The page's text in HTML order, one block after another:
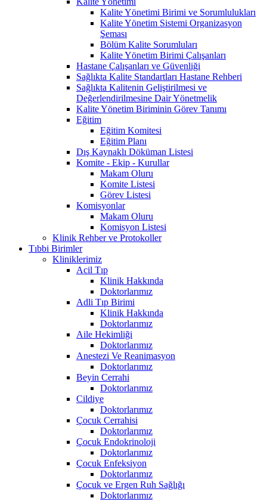
Kalite Yönetimi Birimi ve Sorumlulukları
Kalite Yönetim Sistemi Organizasyon
Şeması
Bölüm Kalite Sorumluları
Kalite Yönetim Birimi Çalışanları
Hastane Çalışanları ve Güvenliği
Sağlıkta Kalite Standartları Hastane Rehberi
Sağlıkta Kalitenin Geliştirilmesi ve
Değerlendirilmesine Dair Yönetmelik
Kalite Yönetim Biriminin Görev Tanımı
Eğitim
Eğitim Komitesi
Eğitim Planı
Dış Kaynaklı Döküman Listesi
Komite - Ekip - Kurullar
Makam Oluru
Komite Listesi
Görev Listesi
Komisyonlar
Makam Oluru
Komisyon Listesi
Klinik Rehber ve Protokoller
Tıbbi Birimler
Kliniklerimiz
Acil Tıp
Klinik Hakkında
Doktorlarımız
Adli Tıp Birimi
Klinik Hakkında
Doktorlarımız
Aile Hekimliği
Doktorlarımız
Anestezi Ve Reanimasyon
Doktorlarımız
Beyin Cerrahi
Doktorlarımız
Cildiye
Doktorlarımız
Çocuk Cerrahisi
Doktorlarımız
Çocuk Endokrinoloji
Doktorlarımız
Çocuk Enfeksiyon
Doktorlarımız
Çocuk ve Ergen Ruh Sağlığı
Doktorlarımız